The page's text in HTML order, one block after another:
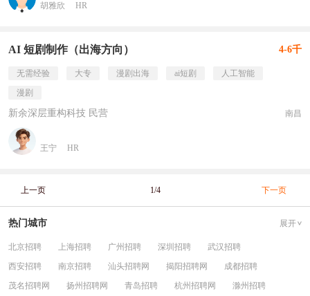
胡雅欣 HR
AI 短剧制作（出海方向） 4-6千
无需经验 大专 漫剧出海 ai短剧
人工智能
漫剧
新余深层重构科技 民营 南昌
王宁 HR
上一页 1/4 下一页
热门城市 展开
北京招聘 上海招聘 广州招聘 深圳招聘
武汉招聘
西安招聘
南京招聘 汕头招聘网 揭阳招聘网
成都招聘
茂名招聘网
扬州招聘网 青岛招聘 杭州招聘网 滁州招聘